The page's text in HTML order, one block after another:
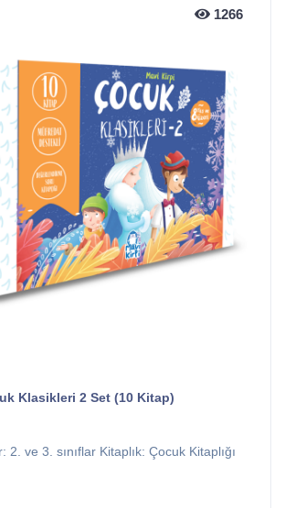
1266
1266
Klasikleri 2 Set (10 Kitap)
2. ve 3. sınıflar Kitaplık: Çocuk Kitaplığı